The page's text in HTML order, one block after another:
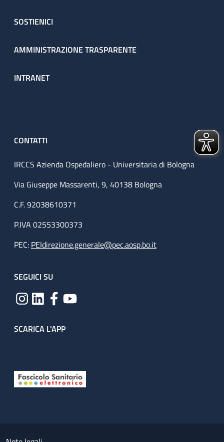
SOSTIENICI
AMMINISTRAZIONE TRASPARENTE
INTRANET
CONTATTI
IRCCS Azienda Ospedaliero - Universitaria di Bologna
Via Giuseppe Massarenti, 9, 40138 Bologna
C.F. 92038610371
P.IVA 02553300373
PEC: PEIdirezione.generale@pec.aosp.bo.it
SEGUICI SU
SCARICA L'APP
Small prints